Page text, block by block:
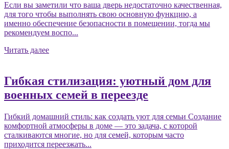
Если вы заметили что ваша дверь недостаточно качественная,
для того чтобы выполнять свою основную функцию, а
именно обеспечение безопасности в помещении, тогда мы
рекомендуем воспо...
Читать далее
Гибкая стилизация: уютный дом для
военных семей в переезде
Гибкий домашний стиль: как создать уют для семьи Создание
комфортной атмосферы в доме — это задача, с которой
сталкиваются многие, но для семей, которым часто
приходится переезжать...